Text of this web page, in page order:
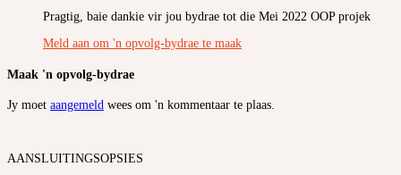
Pragtig, baie dankie vir jou bydrae tot die Mei 2022 OOP projek
Meld aan om 'n opvolg-bydrae te maak
Maak 'n opvolg-bydrae
Jy moet aangemeld wees om 'n kommentaar te plaas.
AANSLUITINGSOPSIES